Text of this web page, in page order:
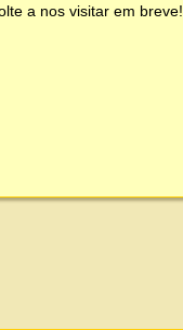
a nos visitar em breve!